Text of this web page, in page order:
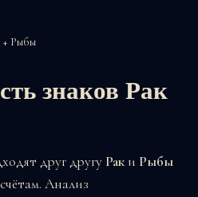
+ Рыбы
знаков Рак
друг другу Рак и Рыбы
Анализ